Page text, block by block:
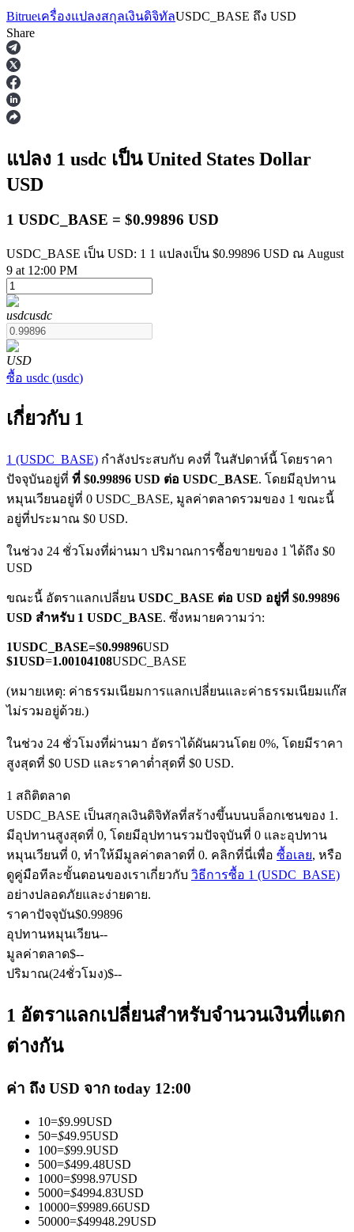
ฟิวเจอร์ส
ฟิวเจอร์สที่ใช้ USDT เป็นหลักประกัน
ฟิวเจอร์ส COIN-M
ฟิวเจอร์สสกุลเงินดิจิทัล
อนุพันธ์ของหุ้น ฟอเร็กซ์ โลหะมีค่า และสินค้าโภคภัณฑ์
ฟิวเจอร์สที่ใช้ USDC เป็นหลักประกัน
คัดลอกการซื้อขาย
เข้าร่วมกับเทรดเดอร์ชั้นนำ
เป็นเทรดเดอร์คัดลอก
เพลิดเพลินกับการแบ่งปันผลกำไรและค่าคอมมิชชั่นการคัด
ลอกการซื้อขาย
Bitrueเครื่องแปลงสกุลเงินดิจิทัลUSDC_BASE ถึง USD
Share
แปลง 1 usdc เป็น United States Dollar
USD
1 USDC_BASE = $0.99896 USD
USDC_BASE เป็น USD: 1 1 แปลงเป็น $0.99896 USD ณ August
9 at 12:00 PM
usdcusdc
USD
ซื้อ usdc (usdc)
เกี่ยวกับ 1
1 (USDC_BASE) กำลังประสบกับ คงที่ ในสัปดาห์นี้ โดยราคา
ปัจจุบันอยู่ที่ ที่ $0.99896 USD ต่อ USDC_BASE. โดยมีอุปทาน
หมุนเวียนอยู่ที่ 0 USDC_BASE, มูลค่าตลาดรวมของ 1 ขณะนี้
อยู่ที่ประมาณ $0 USD.
ในช่วง 24 ชั่วโมงที่ผ่านมา ปริมาณการซื้อขายของ 1 ได้ถึง $0
USD
ขณะนี้ อัตราแลกเปลี่ยน USDC_BASE ต่อ USD อยู่ที่ $0.99896
USD สำหรับ 1 USDC_BASE. ซึ่งหมายความว่า:
1USDC_BASE=$0.99896USD
$1USD=1.00104108USDC_BASE
(หมายเหตุ: ค่าธรรมเนียมการแลกเปลี่ยนและค่าธรรมเนียมแก๊ส
ไม่รวมอยู่ด้วย.)
ในช่วง 24 ชั่วโมงที่ผ่านมา อัตราได้ผันผวนโดย 0%, โดยมีราคา
สูงสุดที่ $0 USD และราคาต่ำสุดที่ $0 USD.
1 สถิติตลาด
USDC_BASE เป็นสกุลเงินดิจิทัลที่สร้างขึ้นบนบล็อกเชนของ 1.
มีอุปทานสูงสุดที่ 0, โดยมีอุปทานรวมปัจจุบันที่ 0 และอุปทาน
หมุนเวียนที่ 0, ทำให้มีมูลค่าตลาดที่ 0. คลิกที่นี่เพื่อ ซื้อเลย, หรือ
ดูคู่มือทีละขั้นตอนของเราเกี่ยวกับ วิธีการซื้อ 1 (USDC_BASE)
อย่างปลอดภัยและง่ายดาย.
ราคาปัจจุบัน$0.99896
อุปทานหมุนเวียน--
มูลค่าตลาด$--
ปริมาณ(24ชั่วโมง)$--
1 อัตราแลกเปลี่ยนสำหรับจำนวนเงินที่แตก
ต่างกัน
ค่า ถึง USD จาก today 12:00
10=$9.99USD
50=$49.95USD
100=$99.9USD
500=$499.48USD
1000=$998.97USD
5000=$4994.83USD
10000=$9989.66USD
50000=$49948.29USD